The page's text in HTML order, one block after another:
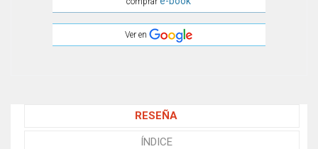
Ver en
RESEÑA
ÍNDICE